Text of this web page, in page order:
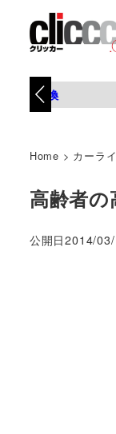
タイヤ交換
Home > カーラ
高齢者の
公開日2014/